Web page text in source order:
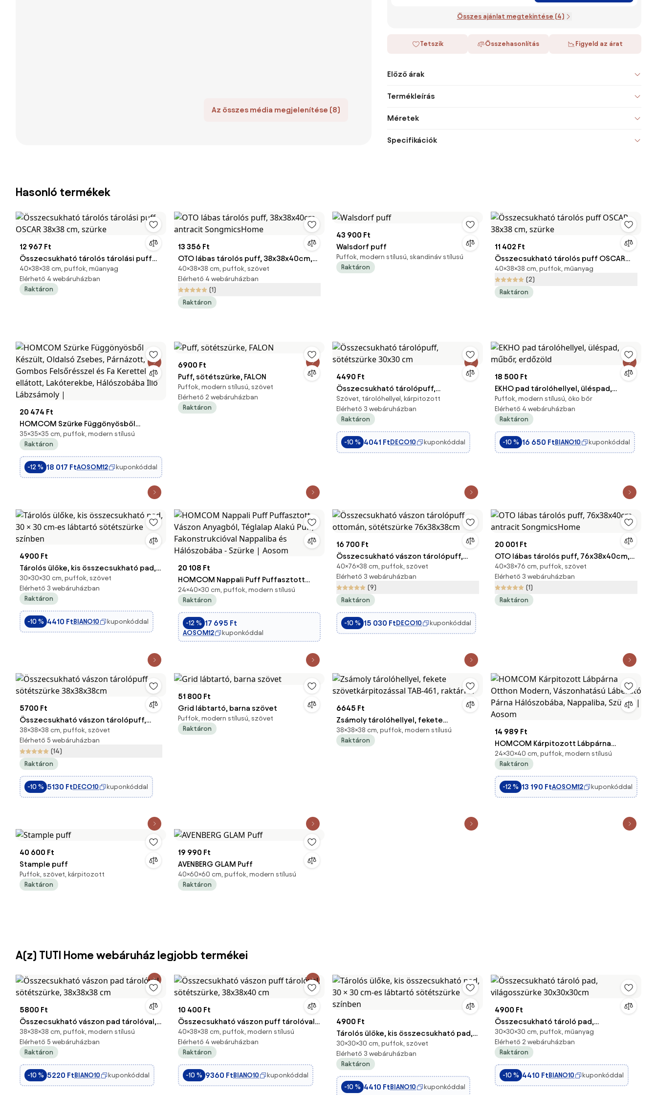
Az összes média megjelenítése (8)
Összes ajánlat megtekintése (4)
Tetszik Összehasonlítás Figyeld az árat
Előző árak
Termékleírás
Méretek
Specifikációk
Hasonló termékek
12 967 Ft
Összecsukható tárolós tárolási puff
OSCAR 38x38 cm, szürke
40×38×38 cm, puffok, műanyag
Elérhető 4 webáruházban
Raktáron
13 356 Ft
OTO lábas tárolós puff, 38x38x40cm,
antracit SongmicsHome
40×38×38 cm, puffok, szövet
Elérhető 4 webáruházban
(1)
Raktáron
43 900 Ft
Walsdorf puff
Puffok, modern stílusú, skandináv stílusú
Raktáron
11 402 Ft
Összecsukható tárolós puff OSCAR
38x38 cm, szürke
40×38×38 cm, puffok, műanyag
(2)
Raktáron
20 474 Ft
HOMCOM Szürke Függönyösből
Készült, Oldalsó Zsebes, Párnázott,
Gombos Felsőrésszel és Fa Kerettel
ellátott, Lakóterekbe, Hálószobába Illő
Lábzsámoly |
35×35×35 cm, puffok, modern stílusú
Raktáron
-12 % 18 017 FtAOSOM12 kuponkóddal
6900 Ft
Puff, sötétszürke, FALON
Puffok, modern stílusú, szövet
Elérhető 2 webáruházban
Raktáron
4490 Ft
Összecsukható tárolópuff,
sötétszürke 30x30 cm
Szövet, tárolóhellyel, kárpitozott
Elérhető 3 webáruházban
Raktáron
-10 % 4041 FtDECO10 kuponkóddal
18 500 Ft
EKHO pad tárolóhellyel, üléspad,
műbőr, erdőzöld
Puffok, modern stílusú, öko bőr
Elérhető 4 webáruházban
Raktáron
-10 % 16 650 FtBIANO10 kuponkóddal
4900 Ft
Tárolós ülőke, kis összecsukható pad,
30 × 30 cm-es lábtartó sötétszürke
színben
30×30×30 cm, puffok, szövet
Elérhető 3 webáruházban
Raktáron
-10 % 4410 FtBIANO10 kuponkóddal
20 108 Ft
HOMCOM Nappali Puff Puffasztott
Vászon Anyagból, Téglalap Alakú Puff,
Fakonstrukcióval Nappaliba és
Hálószobába - Szürke | Aosom
24×40×30 cm, puffok, modern stílusú
Raktáron
-12 % 17 695 Ft
AOSOM12 kuponkóddal
16 700 Ft
Összecsukható vászon tárolópuff,
ottomán, sötétszürke 76x38x38cm
40×76×38 cm, puffok, szövet
Elérhető 3 webáruházban
(9)
Raktáron
-10 % 15 030 FtDECO10 kuponkóddal
20 001 Ft
OTO lábas tárolós puff, 76x38x40cm,
antracit SongmicsHome
40×38×76 cm, puffok, szövet
Elérhető 3 webáruházban
(1)
Raktáron
5700 Ft
Összecsukható vászon tárolópuff,
sötétszürke 38x38x38cm
38×38×38 cm, puffok, szövet
Elérhető 5 webáruházban
(14)
Raktáron
-10 % 5130 FtDECO10 kuponkóddal
51 800 Ft
Grid lábtartó, barna szövet
Puffok, modern stílusú, szövet
Raktáron
6645 Ft
Zsámoly tárolóhellyel, fekete
szövetkárpitozással TAB-461, raktárról
38×38×38 cm, puffok, modern stílusú
Raktáron
14 989 Ft
HOMCOM Kárpitozott Lábpárna
Otthon Modern, Vászonhatású
Lábellátó Párna Hálószobába,
Nappaliba, Szürke | Aosom
24×30×40 cm, puffok, modern stílusú
Raktáron
-12 % 13 190 FtAOSOM12 kuponkóddal
40 600 Ft
Stample puff
Puffok, szövet, kárpitozott
Raktáron
19 990 Ft
AVENBERG GLAM Puff
40×60×60 cm, puffok, modern stílusú
Raktáron
A(z) TUTI Home webáruház legjobb termékei
5800 Ft
Összecsukható vászon pad tárolóval,
sötétszürke, 38x38x38 cm
38×38×38 cm, puffok, modern stílusú
Elérhető 5 webáruházban
Raktáron
-10 % 5220 FtBIANO10 kuponkóddal
10 400 Ft
Összecsukható vászon puff tárolóval,
sötétszürke, 38x38x40 cm
40×38×38 cm, puffok, modern stílusú
Elérhető 4 webáruházban
Raktáron
-10 % 9360 FtBIANO10 kuponkóddal
4900 Ft
Tárolós ülőke, kis összecsukható pad,
30 × 30 cm-es lábtartó sötétszürke
színben
30×30×30 cm, puffok, szövet
Elérhető 3 webáruházban
Raktáron
-10 % 4410 FtBIANO10 kuponkóddal
4900 Ft
Összecsukható tároló pad,
világosszürke 30x30x30cm
30×30×30 cm, puffok, műanyag
Elérhető 2 webáruházban
Raktáron
-10 % 4410 FtBIANO10 kuponkóddal